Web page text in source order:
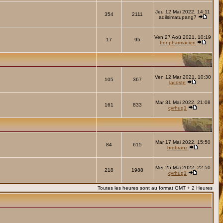
354 2111
Jeu 12 Mai 2022, 14:11
adilsimatupang7
17 95
Ven 27 Aoû 2021, 10:19
bonpharmacien
105 367
Ven 12 Mar 2021, 10:30
lacoste
161 833
Mar 31 Mai 2022, 21:08
cyrhug1
84 615
Mar 17 Mai 2022, 15:50
brobranz
218 1988
Mer 25 Mai 2022, 22:50
cyrhug1
Toutes les heures sont au format GMT + 2 Heures